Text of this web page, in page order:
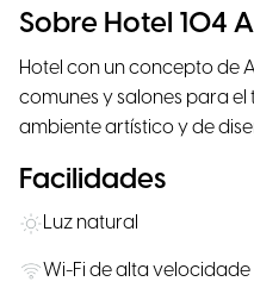
Sobre Hotel 104
Hotel con un concepto de
comunes y salones para
ambiente artístico y de
Facilidades
Luz natural
Wi-Fi de alta velocidade